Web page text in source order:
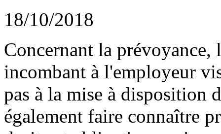
18/10/2018
Concernant la
incombant à l'employeur
pas à la mise à disposition
également faire connaître